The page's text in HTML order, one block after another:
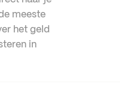
meeste
het geld
in